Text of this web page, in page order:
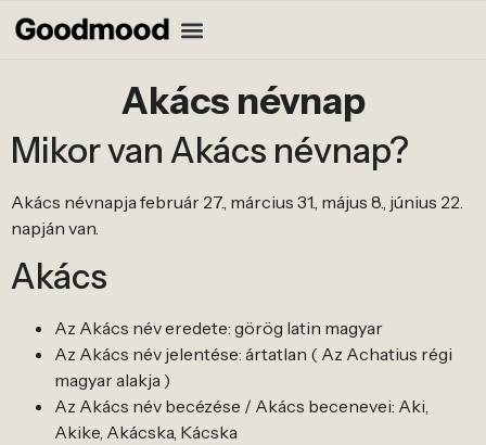
Akács névnap
Mikor van Akács névnap?
Akács névnapja február 27., március 31., május 8., június 22.
napján van.
Akács
Az Akács név eredete: görög latin magyar
Az Akács név jelentése: ártatlan ( Az Achatius régi
magyar alakja )
Az Akács név becézése / Akács becenevei: Aki,
Akike, Akácska, Kácska